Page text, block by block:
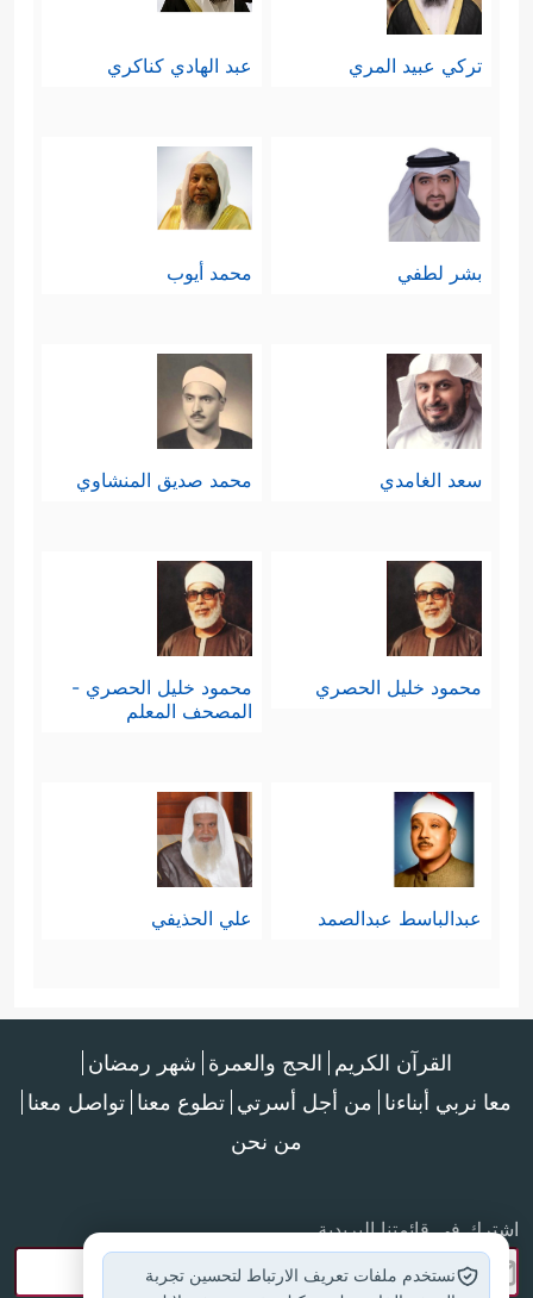
تركي عبيد المري عبد الهادي كناكري
بشر لطفي محمد أيوب
سعد الغامدي محمد صديق المنشاوي
محمود خليل الحصري
محمود خليل الحصري -
المصحف المعلم
عبدالباسط عبدالصمد علي الحذيفي
القرآن الكريم الحج والعمرة شهر رمضان
معا نربي أبناءنا من أجل أسرتي تطوع معنا تواصل معنا
من نحن
اشترك في قائمتنا البريدية
نستخدم ملفات تعريف الارتباط لتحسين تجربة